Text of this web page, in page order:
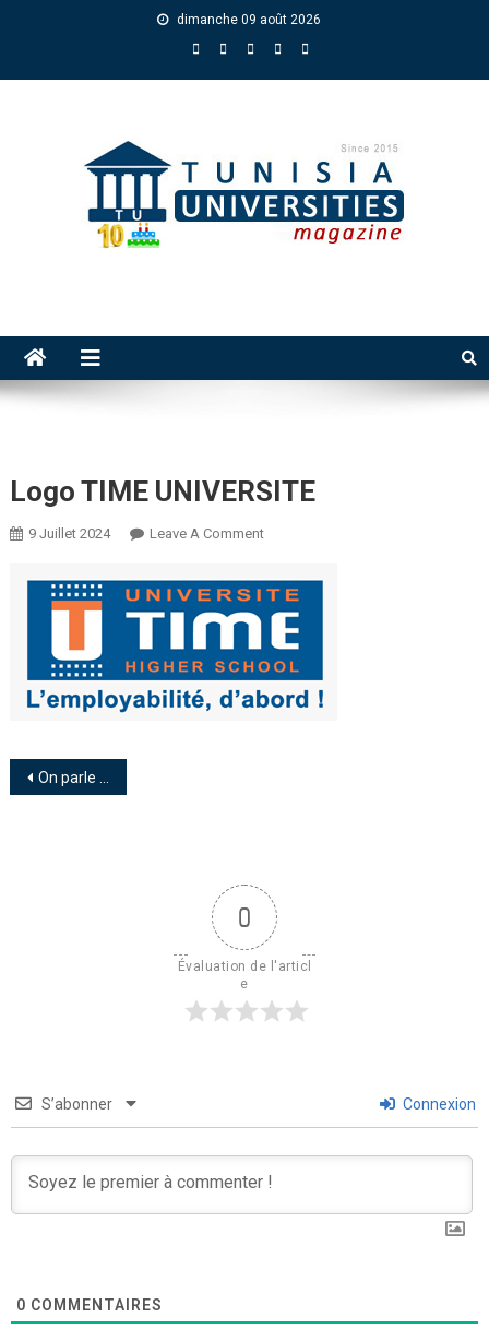
dimanche 09 août 2026
Logo TIME UNIVERSITE
9 Juillet 2024 Leave A Comment
On parle des cursus universitaire Business & IT de TIME UNIVERSITE sur les ondes de RTCI
0
Évaluation de l'articl
e
S’abonner Connexion
0 COMMENTAIRES